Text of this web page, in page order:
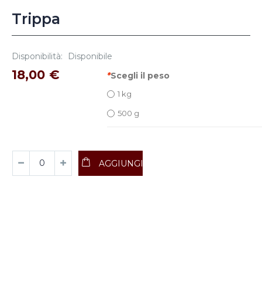
Trippa
Disponibilità: Disponibile
18,00 € *Scegli il peso
1 kg
500 g
AGGIUNGI